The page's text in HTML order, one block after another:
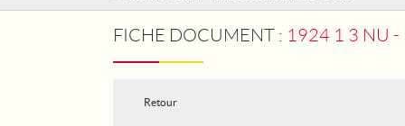
FICHE DOCUMENT : 1924 1 3 NU -
Retour